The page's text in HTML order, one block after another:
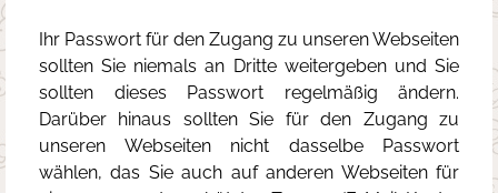
Ihr Passwort für den Zugang zu unseren Webseiten
sollten Sie niemals an Dritte weitergeben und Sie
sollten dieses Passwort regelmäßig ändern.
Darüber hinaus sollten Sie für den Zugang zu
unseren Webseiten nicht dasselbe Passwort
wählen, das Sie auch auf anderen Webseiten für